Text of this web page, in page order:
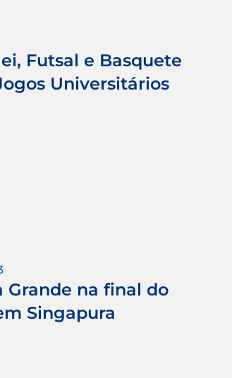
Futsal e Basquete
Universitários
Grande na final do
Singapura